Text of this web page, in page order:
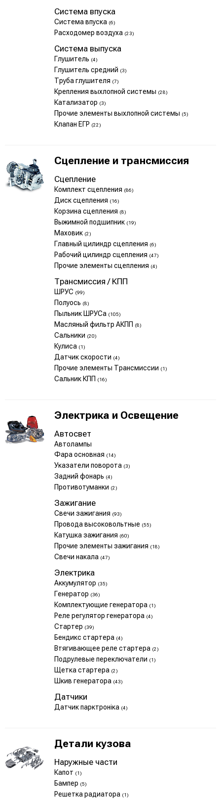
Система впуска
Система впуска (6)
Расходомер воздуха (23)
Система выпуска
Глушитель (4)
Глушитель средний (3)
Труба глушителя (7)
Крепления выхлопной системы (28)
Катализатор (3)
Прочие элементы выхлопной системы (5)
Клапан ЕГР (22)
Сцепление и трансмиссия
Сцепление
Комплект сцепления (86)
Диск сцепления (16)
Корзина сцепления (8)
Выжимной подшипник (19)
Маховик (2)
Главный цилиндр сцепления (6)
Рабочий цилиндр сцепления (47)
Прочие элементы сцепления (4)
Трансмиссия / КПП
ШРУС (99)
Полуось (8)
Пыльник ШРУСа (105)
Масляный фильтр АКПП (8)
Сальники (20)
Кулиса (1)
Датчик скорости (4)
Прочие элементы Трансмиссии (1)
Сальник КПП (16)
Электрика и Освещение
Автосвет
Автолампы
Фара основная (14)
Указатели поворота (3)
Задний фонарь (4)
Противотуманки (2)
Зажигание
Свечи зажигания (93)
Провода высоковольтные (55)
Катушка зажигания (60)
Прочие элементы зажигания (18)
Свечи накала (47)
Электрика
Аккумулятор (35)
Генератор (36)
Комплектующие генератора (1)
Реле регулятор генератора (4)
Стартер (39)
Бендикс стартера (4)
Втягивающее реле стартера (2)
Подрулевые переключатели (1)
Щетка стартера (2)
Шкив генератора (43)
Датчики
Датчик парктроніка (4)
Детали кузова
Наружные части
Капот (1)
Бампер (5)
Решетка радиатора (1)